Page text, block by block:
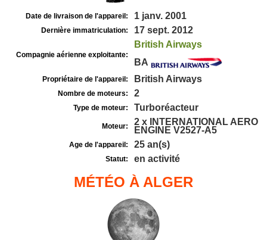
Date de livraison de l'appareil: 1 janv. 2001
Dernière immatriculation: 17 sept. 2012
Compagnie aérienne exploitante:
British Airways
BA
Propriétaire de l'appareil: British Airways
Nombre de moteurs: 2
Type de moteur: Turboréacteur
Moteur:
2 x INTERNATIONAL AERO
ENGINE V2527-A5
Age de l'appareil: 25 an(s)
Statut: en activité
MÉTÉO À ALGER